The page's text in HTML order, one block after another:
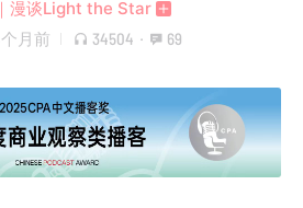
漫谈Light the Star
月前 34504 · 69